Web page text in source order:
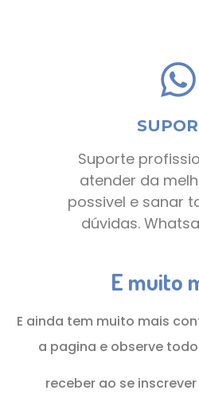
Suporte
atender da
possivel e sanar
dúvidas.
E muito
E ainda tem muito mais
a pagina e observe
receber ao se